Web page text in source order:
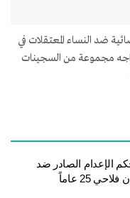
ضد النساء المعتقلات في
تواجه مجموعة من السجينات
الإعدام الصادر ضد
25 عاماً